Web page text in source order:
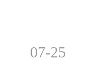
07-25